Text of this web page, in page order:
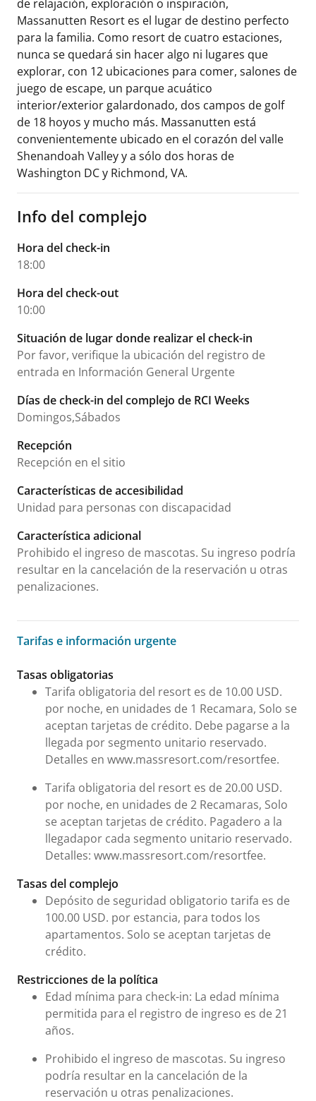
de relajación, exploración o inspiración,
Massanutten Resort es el lugar de destino perfecto
para la familia. Como resort de cuatro estaciones,
nunca se quedará sin hacer algo ni lugares que
explorar, con 12 ubicaciones para comer, salones de
juego de escape, un parque acuático
interior/exterior galardonado, dos campos de golf
de 18 hoyos y mucho más. Massanutten está
convenientemente ubicado en el corazón del valle
Shenandoah Valley y a sólo dos horas de
Washington DC y Richmond, VA.
Info del complejo
Hora del check-in
18:00
Hora del check-out
10:00
Situación de lugar donde realizar el check-in
Por favor, verifique la ubicación del registro de
entrada en Información General Urgente
Días de check-in del complejo de RCI Weeks
Domingos,Sábados
Recepción
Recepción en el sitio
Características de accesibilidad
Unidad para personas con discapacidad
Característica adicional
Prohibido el ingreso de mascotas. Su ingreso podría
resultar en la cancelación de la reservación u otras
penalizaciones.
Tarifas e información urgente
Tarifas e información urgente
Tasas obligatorias
Tarifa obligatoria del resort es de 10.00 USD.
por noche, en unidades de 1 Recamara, Solo se
aceptan tarjetas de crédito. Debe pagarse a la
llegada por segmento unitario reservado.
Detalles en www.massresort.com/resortfee.
Tarifa obligatoria del resort es de 20.00 USD.
por noche, en unidades de 2 Recamaras, Solo
se aceptan tarjetas de crédito. Pagadero a la
llegadapor cada segmento unitario reservado.
Detalles: www.massresort.com/resortfee.
Tasas del complejo
Depósito de seguridad obligatorio tarifa es de
100.00 USD. por estancia, para todos los
apartamentos. Solo se aceptan tarjetas de
crédito.
Restricciones de la política
Edad mínima para check-in: La edad mínima
permitida para el registro de ingreso es de 21
años.
Prohibido el ingreso de mascotas. Su ingreso
podría resultar en la cancelación de la
reservación u otras penalizaciones.